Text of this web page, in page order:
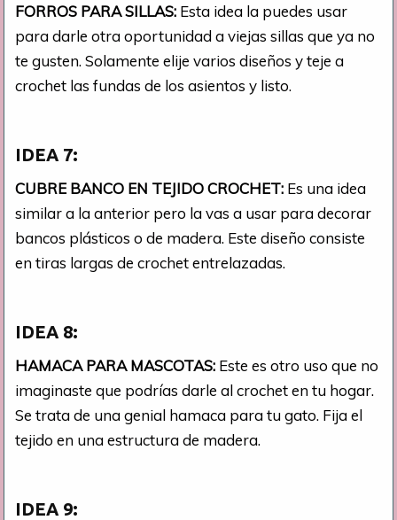
FORROS PARA SILLAS: Esta idea la puedes usar
para darle otra oportunidad a viejas sillas que ya no
te gusten. Solamente elije varios diseños y teje a
crochet las fundas de los asientos y listo.
IDEA 7:
CUBRE BANCO EN TEJIDO CROCHET: Es una idea
similar a la anterior pero la vas a usar para decorar
bancos plásticos o de madera. Este diseño consiste
en tiras largas de crochet entrelazadas.
IDEA 8:
HAMACA PARA MASCOTAS: Este es otro uso que no
imaginaste que podrías darle al crochet en tu hogar.
Se trata de una genial hamaca para tu gato. Fija el
tejido en una estructura de madera.
IDEA 9: